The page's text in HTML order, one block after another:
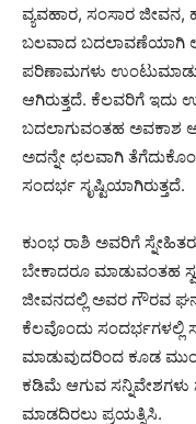
ವ್ಯವಹಾರ, ಸಂಸಾರ ಜೀವನ,
ಬಲವಾದ ಬದಲಾವಣೆಯಾಗಿ
ಪರಿಣಾಮಗಳು
ಆಗಿರುತ್ತದೆ. ಕೆಲವರಿಗೆ ಇದು
ಬದಲಾಗುವಂತಹ ಅವಕಾಶ
ಅದನ್ನೇ ಛಲವಾಗಿ
ಸಂದರ್ಭ ಸೃಷ್ಟಿಯಾಗಿರುತ್ತದೆ.
ಕುಂಭ ರಾಶಿ ಅವರಿಗೆ
ಬೇಕಾದರೂ ಮಾಡುವಂತಹ
ಜೀವನದಲ್ಲಿ ಅವರ ಗೌರವ
ಕೆಲವೊಂದು ಸಂದರ್ಭಗಳಲ್ಲಿ
ಮಾಡುವುದರಿಂದ ಕೂಡ
ಕಡಿಮೆ ಆಗುವ ಸನ್ನಿವೇಶಗಳು
ಮಾಡದಿರಲು ಪ್ರಯತ್ನಿಸಿ.